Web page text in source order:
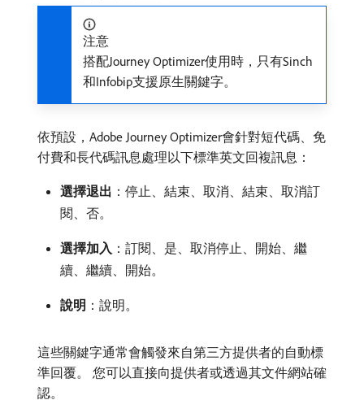
注意
搭配Journey Optimizer使用時，只有Sinch
和Infobip支援原生關鍵字。
依預設，Adobe Journey Optimizer會針對短代碼、免
付費和長代碼訊息處理以下標準英文回複訊息：
選擇退出 ：停止、結束、取消、結束、取消訂
閱、否。
選擇加入 ：訂閱、是、取消停止、開始、繼
續、繼續、開始。
說明 ：說明。
這些關鍵字通常會觸發來自第三方提供者的自動標
準回覆。 您可以直接向提供者或透過其文件網站確
認。